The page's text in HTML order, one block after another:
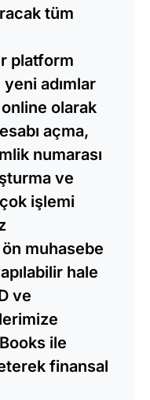
tüm
platform
adımlar
online olarak
açma,
numarası
ve
işlemi
muhasebe
hale
ve
ile
finansal